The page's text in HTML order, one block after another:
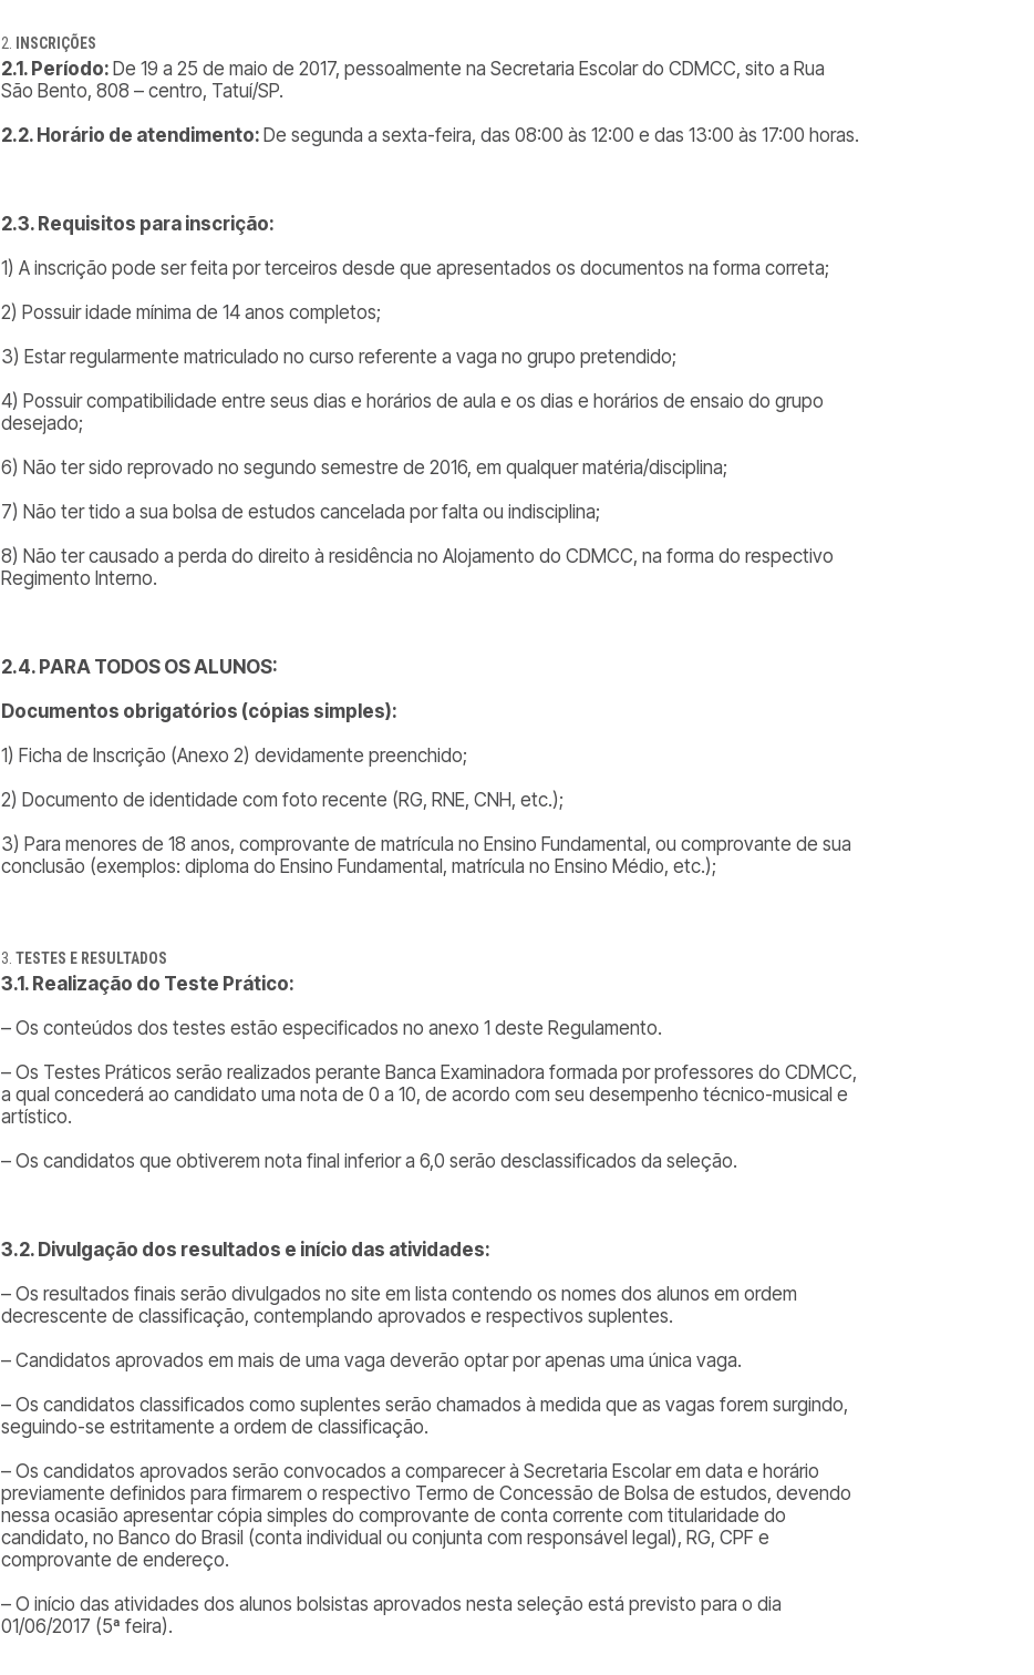
INSCRIÇÕES
2.1. Período:De 19 a 25 de maio de 2017, pessoalmente na Secretaria Escolar do CDMCC, sito a Rua
São Bento, 808 – centro, Tatuí/SP.
2.2. Horário de atendimento:De segunda a sexta-feira, das 08:00 às 12:00 e das 13:00 às 17:00 horas.
2.3. Requisitos para inscrição:
1) A inscrição pode ser feita por terceiros desde que apresentados os documentos na forma correta;
2) Possuir idade mínima de 14 anos completos;
3) Estar regularmente matriculado no curso referente a vaga no grupo pretendido;
4) Possuir compatibilidade entre seus dias e horários de aula e os dias e horários de ensaio do grupo
desejado;
6) Não ter sido reprovado no segundo semestre de 2016, em qualquer matéria/disciplina;
7) Não ter tido a sua bolsa de estudos cancelada por falta ou indisciplina;
8) Não ter causado a perda do direito à residência no Alojamento do CDMCC, na forma do respectivo
Regimento Interno.
2.4. PARA TODOS OS ALUNOS:
Documentos obrigatórios (cópias simples):
1) Ficha de Inscrição (Anexo 2) devidamente preenchido;
2) Documento de identidade com foto recente (RG, RNE, CNH, etc.);
3) Para menores de 18 anos, comprovante de matrícula no Ensino Fundamental, ou comprovante de sua
conclusão (exemplos: diploma do Ensino Fundamental, matrícula no Ensino Médio, etc.);
TESTES E RESULTADOS
3.1. Realização do Teste Prático:
– Os conteúdos dos testes estão especificados no anexo 1 deste Regulamento.
– Os Testes Práticos serão realizados perante Banca Examinadora formada por professores do CDMCC,
a qual concederá ao candidato uma nota de 0 a 10, de acordo com seu desempenho técnico-musical e
artístico.
– Os candidatos que obtiverem nota final inferior a 6,0 serão desclassificados da seleção.
3.2. Divulgação dos resultados e início das atividades:
– Os resultados finais serão divulgados no site em lista contendo os nomes dos alunos em ordem
decrescente de classificação, contemplando aprovados e respectivos suplentes.
– Candidatos aprovados em mais de uma vaga deverão optar por apenas uma única vaga.
– Os candidatos classificados como suplentes serão chamados à medida que as vagas forem surgindo,
seguindo-se estritamente a ordem de classificação.
– Os candidatos aprovados serão convocados a comparecer à Secretaria Escolar em data e horário
previamente definidos para firmarem o respectivo Termo de Concessão de Bolsa de estudos, devendo
nessa ocasião apresentar cópia simples do comprovante de conta corrente com titularidade do
candidato, no Banco do Brasil (conta individual ou conjunta com responsável legal), RG, CPF e
comprovante de endereço.
– O início das atividades dos alunos bolsistas aprovados nesta seleção está previsto para o dia
01/06/2017 (5ª feira).